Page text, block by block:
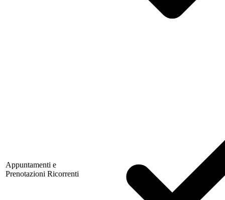
Appuntamenti e
Prenotazioni Ricorrenti